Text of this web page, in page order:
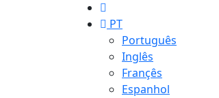
PT
Português
Inglês
Françês
Espanhol